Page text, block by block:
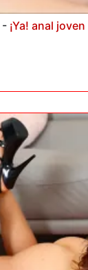
- ¡Ya! anal